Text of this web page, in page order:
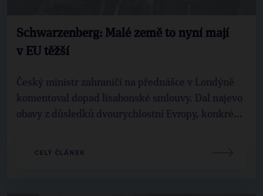
Schwarzenberg: Malé země to nyní mají
v EU těžší
Český ministr zahraničí na přednášce v Londýně
komentoval dopad lisabonské smlouvy. Dal najevo
obavy z důsledků dvourychlostní Evropy, konkré...
CELÝ ČLÁNEK